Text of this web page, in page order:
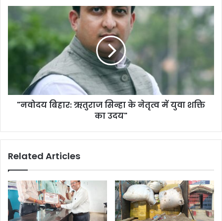
ओर
आशा
की
नई
"नवोदय
बिहार:
ऋतुराज
सिन्हा
युवा
शक्ति
"नवोदय बिहार: ऋतुराज सिन्हा के नेतृत्व में युवा शक्ति
का उदय"
Related Articles